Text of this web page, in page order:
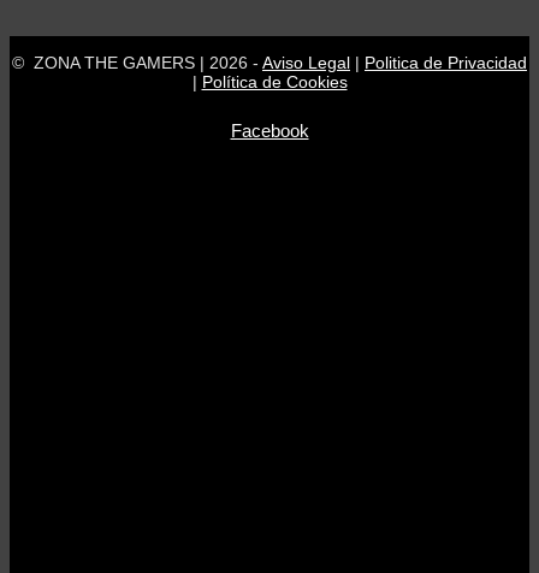
© ZONA THE GAMERS | 2026 - Aviso Legal | Politica de Privacidad
| Política de Cookies
Facebook